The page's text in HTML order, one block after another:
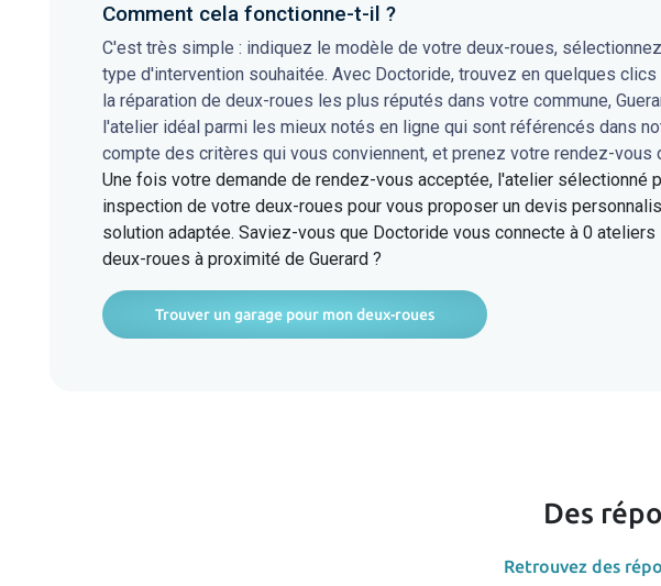
Comment cela fonctionne-t-il ?
C'est très simple : indiquez le modèle de votre deux-roues,
type d'intervention souhaitée. Avec Doctoride, trouvez en quelques
la réparation de deux-roues les plus réputés dans votre commune,
l'atelier idéal parmi les mieux notés en ligne qui sont référencés dans
compte des critères qui vous conviennent, et prenez votre rendez-vous
Une fois votre demande de rendez-vous acceptée, l'atelier sélectionné
inspection de votre deux-roues pour vous proposer un devis
solution adaptée. Saviez-vous que Doctoride vous connecte à 0
deux-roues à proximité de Guerard ?
Trouver un garage pour mon deux-roues
Des
Retrouvez des